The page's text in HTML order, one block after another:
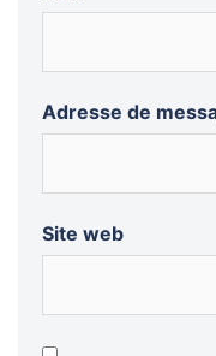
Adresse de
Site web